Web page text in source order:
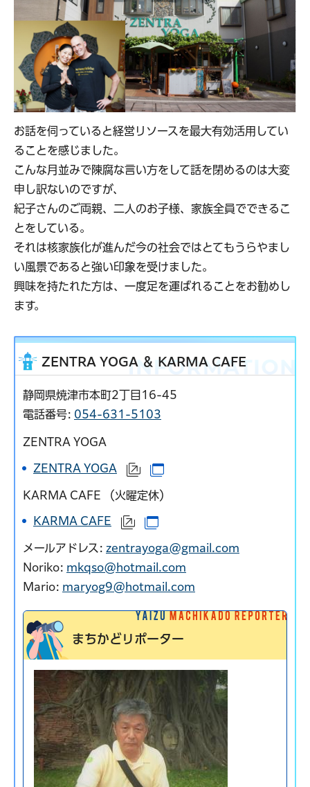
お話を伺っていると経営リソースを最大有効活用してい
ることを感じました。
こんな月並みで陳腐な言い方をして話を閉めるのは大変
申し訳ないのですが、
紀子さんのご両親、二人のお子様、家族全員でできるこ
とをしている。
それは核家族化が進んだ今の社会ではとてもうらやまし
い風景であると強い印象を受けました。
興味を持たれた方は、一度足を運ばれることをお勧めし
ます。
ZENTRA YOGA ＆ KARMA CAFE
静岡県焼津市本町2丁目16-45
電話番号: 054-631-5103
ZENTRA YOGA
ZENTRA YOGA
KARMA CAFE （火曜定休）
KARMA CAFE
メールアドレス: zentrayoga@gmail.com
Noriko: mkqso@hotmail.com
Mario: maryog9@hotmail.com
まちかどリポーター